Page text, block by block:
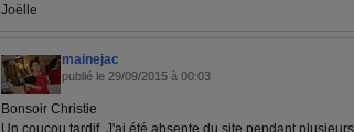
Joëlle
mainejac
publié le 29/09/2015 à 00:03
Bonsoir Christie
Un coucou tardif. J'ai été absente du site pendant